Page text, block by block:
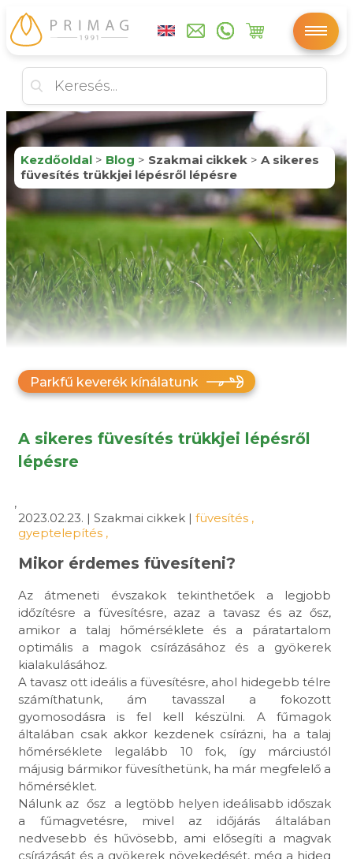
Kezdőoldal > Blog > Szakmai cikkek > A sikeres
füvesítés trükkjei lépésről lépésre
Parkfű keverék kínálatunk
A sikeres füvesítés trükkjei lépésről
lépésre
,
2023.02.23. | Szakmai cikkek | füvesítés ,
gyeptelepítés ,
Mikor érdemes füvesíteni?
Az átmeneti évszakok tekinthetőek a legjobb
időzítésre a füvesítésre, azaz a tavasz és az ősz,
amikor a talaj hőmérséklete és a páratartalom
optimális a magok csírázásához és a gyökerek
kialakulásához.
A tavasz ott ideális a füvesítésre, ahol hidegebb télre
számíthatunk, ám tavasszal a fokozott
gyomosodásra is fel kell készülni. A fűmagok
általában csak akkor kezdenek csírázni, ha a talaj
hőmérséklete legalább 10 fok, így márciustól
májusig bármikor füvesíthetünk, ha már megfelelő a
hőmérséklet.
Nálunk az ősz a legtöbb helyen ideálisabb időszak
a fűmagvetésre, mivel az időjárás általában
nedvesebb és hűvösebb, ami elősegíti a magvak
csírázását és a gyökerek növekedését, még a hideg